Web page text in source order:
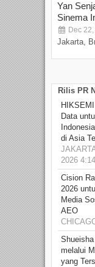
Yan
Sinema
Dec
Jakarta,
Rilis PR
Data
di Asia
2026
Cision
2026
Media
AEO
melalui
yang